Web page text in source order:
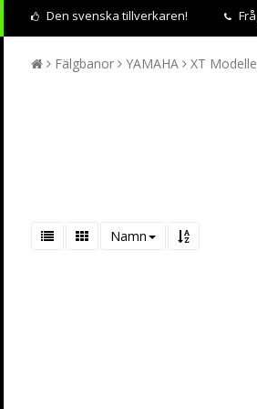
Den svenska tillverkaren!
Fälgbanor YAMAHA XT
Namn